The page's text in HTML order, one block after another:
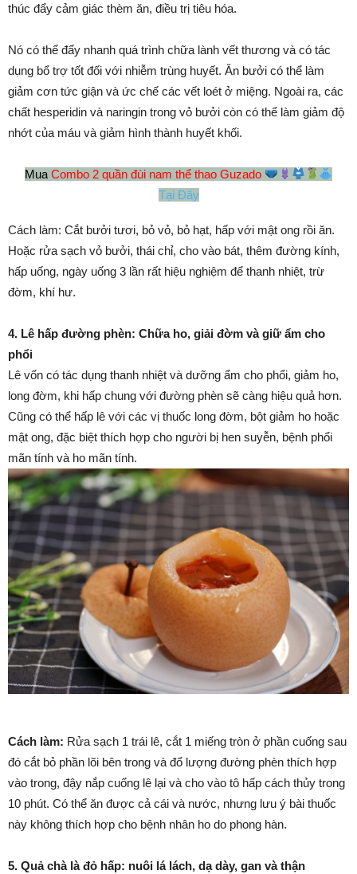
thúc đẩy cảm giác thèm ăn, điều trị tiêu hóa.
Nó có thể đẩy nhanh quá trình chữa lành vết thương và có tác
dụng bổ trợ tốt đối với nhiễm trùng huyết. Ăn bưởi có thể làm
giảm cơn tức giận và ức chế các vết loét ở miệng. Ngoài ra, các
chất hesperidin và naringin trong vỏ bưởi còn có thể làm giảm độ
nhớt của máu và giảm hình thành huyết khối.
Mua Combo 2 quần đùi nam thể thao Guzado
Tại Đây
Cách làm: Cắt bưởi tươi, bỏ vỏ, bỏ hạt, hấp với mật ong rồi ăn.
Hoặc rửa sạch vỏ bưởi, thái chỉ, cho vào bát, thêm đường kính,
hấp uống, ngày uống 3 lần rất hiệu nghiệm để thanh nhiệt, trừ
đờm, khí hư.
4. Lê hấp đường phèn: Chữa ho, giải đờm và giữ ẩm cho
phổi
Lê vốn có tác dụng thanh nhiệt và dưỡng ẩm cho phổi, giảm ho,
long đờm, khi hấp chung với đường phèn sẽ càng hiệu quả hơn.
Cũng có thể hấp lê với các vị thuốc long đờm, bột giảm ho hoặc
mật ong, đặc biệt thích hợp cho người bị hen suyễn, bệnh phổi
mãn tính và ho mãn tính.
Cách làm: Rửa sạch 1 trái lê, cắt 1 miếng tròn ở phần cuống sau
đó cắt bỏ phần lõi bên trong và đổ lượng đường phèn thích hợp
vào trong, đậy nắp cuống lê lại và cho vào tô hấp cách thủy trong
10 phút. Có thể ăn được cả cái và nước, nhưng lưu ý bài thuốc
này không thích hợp cho bệnh nhân ho do phong hàn.
5. Quả chà là đỏ hấp: nuôi lá lách, dạ dày, gan và thận